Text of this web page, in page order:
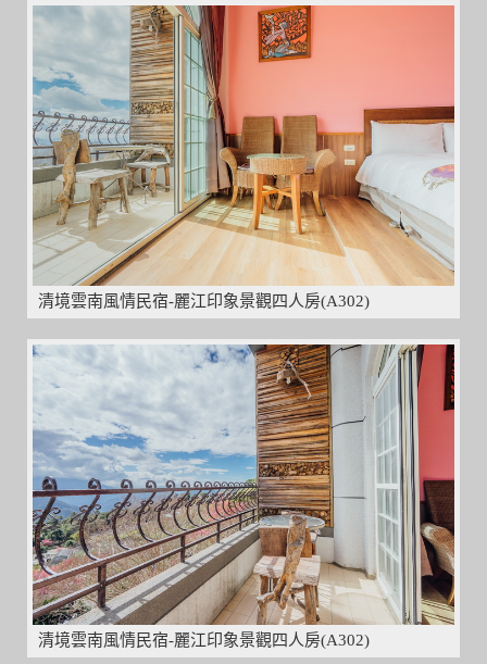
清境雲南風情民宿-麗江印象景觀四人房(A302)
清境雲南風情民宿-麗江印象景觀四人房(A302)